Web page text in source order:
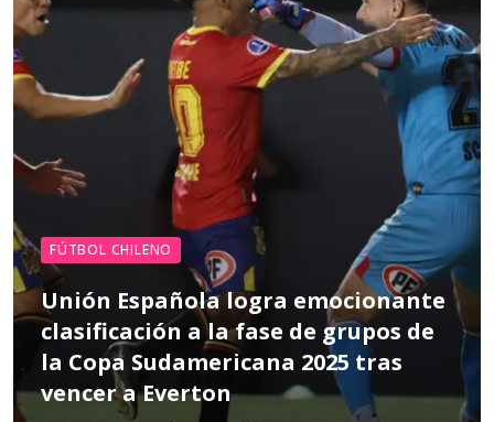
FÚTBOL CHILENO
Unión Española logra emocionante
clasificación a la fase de grupos de
la Copa Sudamericana 2025 tras
vencer a Everton